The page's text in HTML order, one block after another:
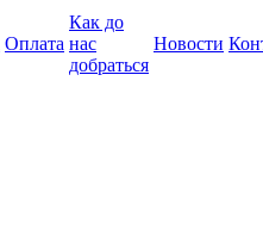
Оплата
Как до
нас
добраться
Новости